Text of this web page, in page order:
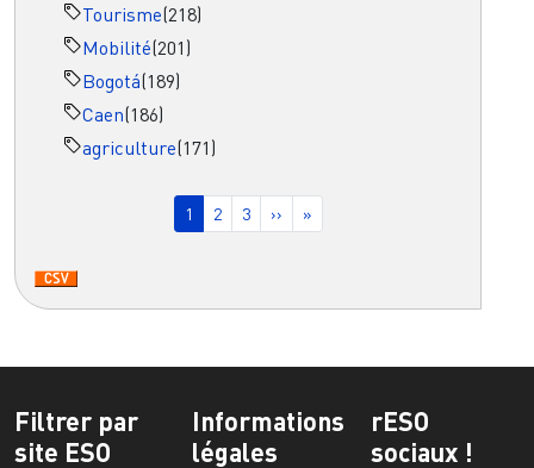
Tourisme(218)
Mobilité(201)
Bogotá(189)
Caen(186)
agriculture(171)
Page courante
1 Page
2 Page
3 Page suivante
›› Dernière page
»
Filtrer par
site ESO
Informations
légales
rESO
sociaux !